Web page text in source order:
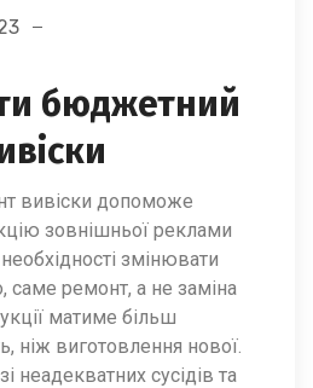
бюджетний
вивіски допоможе
зовнішньої реклами
змінювати
саме ремонт, а не заміна
матиме більш
ніж виготовлення нової.
неадекватних сусідів та